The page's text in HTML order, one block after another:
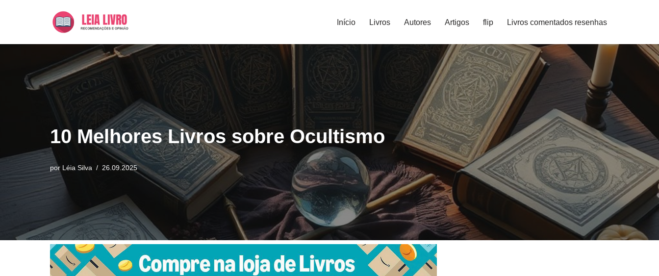
Início Livros Autores Artigos flip Livros comentados resenhas
10 Melhores Livros sobre Ocultismo
por Léia Silva 26.09.2025